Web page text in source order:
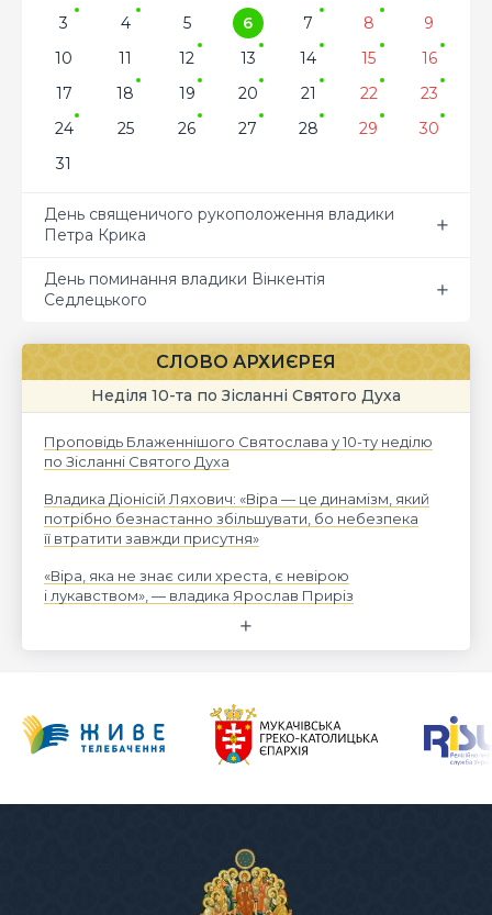
3
4 5 6 7 8
9
10
11 12 13 14 15
16
17
18 19 20 21 22
23
24
25 26 27 28 29
30
31
День священичого рукоположення владики
Петра Крика
День поминання владики Вінкентія
Седлецького
СЛОВО АРХИЄРЕЯ
Неділя 10-та по Зісланні Святого Духа
Проповідь Блаженнішого Святослава у 10-ту неділю
по Зісланні Святого Духа
Владика Діонісій Ляхович: «Віра — це динамізм, який
потрібно безнастанно збільшувати, бо небезпека
її втратити завжди присутня»
«Віра, яка не знає сили хреста, є невірою
і лукавством», — владика Ярослав Приріз